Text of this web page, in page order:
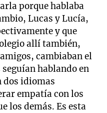
porque hablaba
Lucas y Lucía,
y que
allí también,
cambiaban el
hablando en
dos idiomas
empatía con los
los demás. Es esta